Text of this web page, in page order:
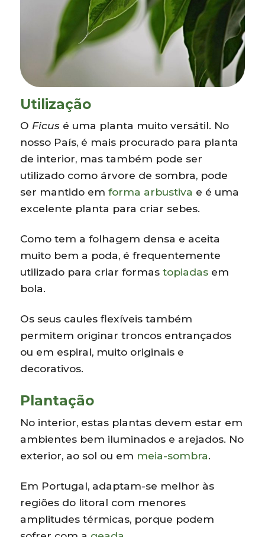
Utilização
O Ficus é uma planta muito versátil. No
nosso País, é mais procurado para planta
de interior, mas também pode ser
utilizado como árvore de sombra, pode
ser mantido emforma arbustiva e é uma
excelente planta para criar sebes.
Como tem a folhagem densa e aceita
muito bem a poda, é frequentemente
utilizado para criar formastopiadas em
bola.
Os seus caules flexíveis também
permitem originar troncos entrançados
ou em espiral, muito originais e
decorativos.
Plantação
No interior, estas plantas devem estar em
ambientes bem iluminados e arejados. No
exterior, ao sol ou em meia-sombra.
Em Portugal, adaptam-se melhor às
regiões do litoral com menores
amplitudes térmicas, porque podem